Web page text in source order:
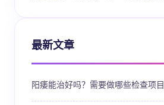
最新文章
阳痿能治好吗？需要做哪些检查项目